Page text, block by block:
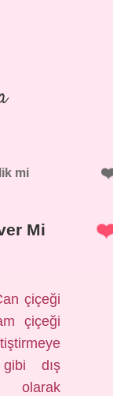
mi
Mi
çiçeği
çiçeği
gibi dış
olarak